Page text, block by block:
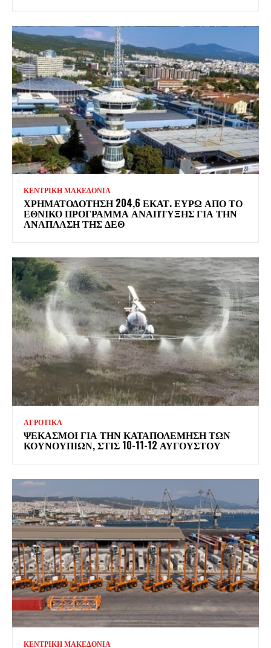
ΚΕΝΤΡΙΚΗ ΜΑΚΕΔΟΝΙΑ
ΧΡΗΜΑΤΟΔΌΤΗΣΗ 204,6 ΕΚΑΤ. ΕΥΡΏ ΑΠΌ ΤΟ
ΕΘΝΙΚΌ ΠΡΌΓΡΑΜΜΑ ΑΝΆΠΤΥΞΗΣ ΓΙΑ ΤΗΝ
ΑΝΆΠΛΑΣΗ ΤΗΣ ΔΕΘ
ΑΓΡΟΤΙΚΑ
ΨΕΚΑΣΜΟΊ ΓΙΑ ΤΗΝ ΚΑΤΑΠΟΛΈΜΗΣΗ ΤΩΝ
ΚΟΥΝΟΥΠΙΏΝ, ΣΤΙΣ 10-11-12 ΑΥΓΟΎΣΤΟΥ
ΚΕΝΤΡΙΚΗ ΜΑΚΕΔΟΝΙΑ